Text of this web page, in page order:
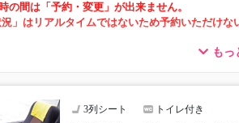
の間は「予約・変更」が出来ません。
況」はリアルタイムではないため予約いただけな
時換気、車内を清掃、除菌
もっ
3列シート トイレ付き